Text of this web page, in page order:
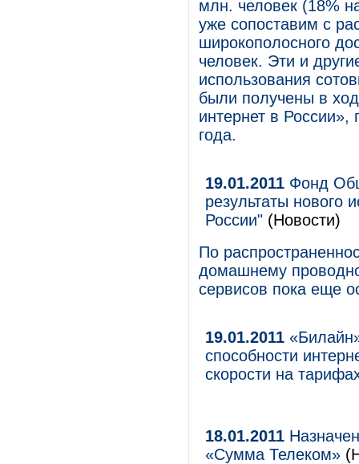
млн. человек (18%
уже сопоставим с
широкополосного
человек. Эти и
использования
были получены в
интернет в России»,
года.
19.01.2011 Фонд
результаты нового
России" (Новости)
По
домашнему
сервисов пока еще
19.01.2011
способности
скорости на
18.01.2011
«Сумма Телеком»